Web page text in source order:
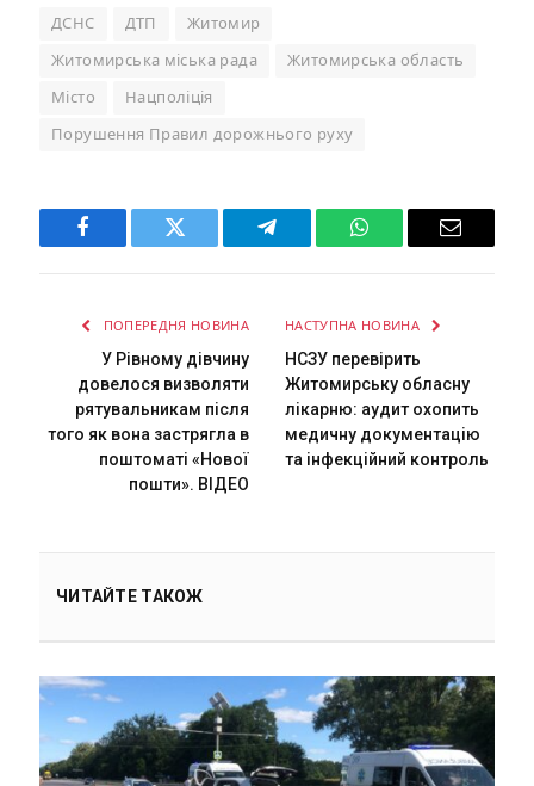
ДСНС ДТП Житомир
Житомирська міська рада Житомирська область
Місто Нацполіція
Порушення Правил дорожнього руху
Facebook Twitter Telegram WhatsAppEmail
ПОПЕРЕДНЯ НОВИНА
У Рівному дівчину
довелося визволяти
рятувальникам після
того як вона застрягла в
поштоматі «Нової
пошти». ВІДЕО
НАСТУПНА НОВИНА
НСЗУ перевірить
Житомирську обласну
лікарню: аудит охопить
медичну документацію
та інфекційний контроль
ЧИТАЙТЕ ТАКОЖ